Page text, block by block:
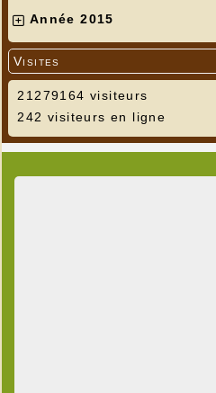
Année 2015
Visites
21279164 visiteurs
242 visiteurs en ligne